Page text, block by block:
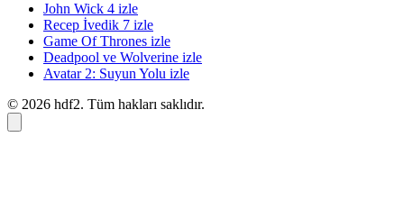
John Wick 4 izle
Recep İvedik 7 izle
Game Of Thrones izle
Deadpool ve Wolverine izle
Avatar 2: Suyun Yolu izle
© 2026 hdf2. Tüm hakları saklıdır.